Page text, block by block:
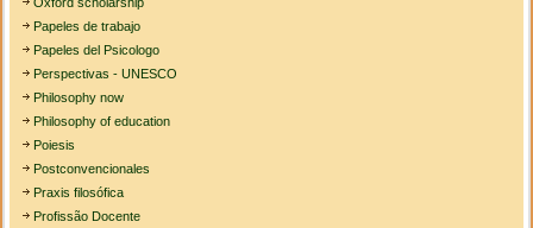
Papeles de trabajo
Papeles del Psicologo
Perspectivas - UNESCO
Philosophy now
Philosophy of education
Poiesis
Postconvencionales
Praxis filosófica
Profissão Docente